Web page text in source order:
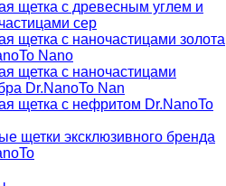
щетка с древесным углем и
сер
щетка с наночастицами золота
Nano
щетка с наночастицами
Dr.NanoTo Nan
щетка с нефритом Dr.NanoTo
щетки эксклюзивного бренда